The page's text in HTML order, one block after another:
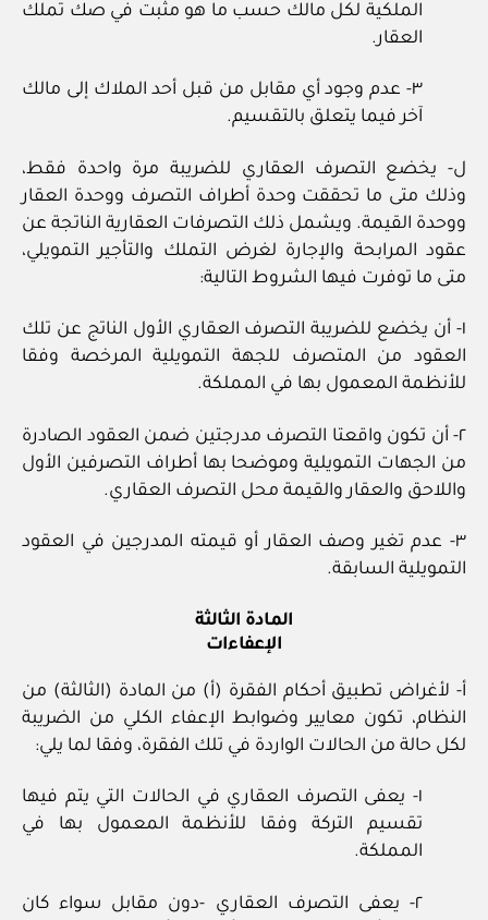
الملكية لكل مالك حسب ما هو مثبت في صك تملك
العقار.
٣‏- عدم وجود أي مقابل من قبل أحد الملاك إلى مالك
آخر فيما يتعلق بالتقسيم.
ل‏- يخضع التصرف العقاري للضريبة مرة واحدة فقط،
وذلك متى ما تحققت وحدة أطراف التصرف ووحدة العقار
ووحدة القيمة. ويشمل ذلك التصرفات العقارية الناتجة عن
عقود المرابحة والإجارة لغرض التملك والتأجير التمويلي،
متى ما توفرت فيها الشروط التالية:
١‏- أن يخضع للضريبة التصرف العقاري الأول الناتج عن تلك
العقود من المتصرف للجهة التمويلية المرخصة وفقا
للأنظمة المعمول بها في المملكة.
٢‏- أن تكون واقعتا التصرف مدرجتين ضمن العقود الصادرة
من الجهات التمويلية وموضحا بها أطراف التصرفين الأول
واللاحق والعقار والقيمة محل التصرف العقاري.
٣- عدم تغير وصف العقار أو قيمته المدرجين في العقود
التمويلية السابقة.
المادة الثالثة
الإعفاءات
أ‏- لأغراض تطبيق أحكام الفقرة (أ) من المادة (الثالثة) من
النظام، تكون معايير وضوابط الإعفاء الكلي من الضريبة
لكل حالة من الحالات الواردة في تلك الفقرة، وفقا لما يلي:
١‏- يعفى التصرف العقاري في الحالات التي يتم فيها
تقسيم التركة وفقا للأنظمة المعمول بها في
المملكة.
٢‏- يعفى التصرف العقاري ‏-دون مقابل سواء كان